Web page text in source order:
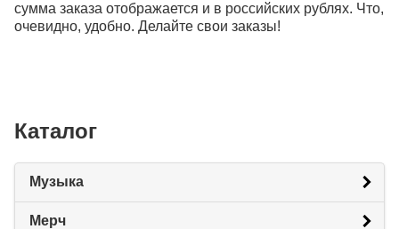
сумма заказа отображается и в российских рублях. Что,
очевидно, удобно. Делайте свои заказы!
Каталог
Музыка
Мерч